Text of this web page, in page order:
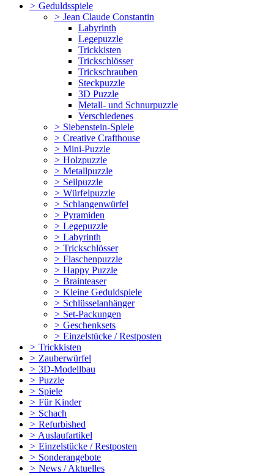
> Geduldsspiele
> Jean Claude Constantin
Labyrinth
Legepuzzle
Trickkisten
Trickschlösser
Trickschrauben
Steckpuzzle
3D Puzzle
Metall- und Schnurpuzzle
Verschiedenes
> Siebenstein-Spiele
> Creative Crafthouse
> Mini-Puzzle
> Holzpuzzle
> Metallpuzzle
> Seilpuzzle
> Würfelpuzzle
> Schlangenwürfel
> Pyramiden
> Legepuzzle
> Labyrinth
> Trickschlösser
> Flaschenpuzzle
> Happy Puzzle
> Brainteaser
> Kleine Geduldspiele
> Schlüsselanhänger
> Set-Packungen
> Geschenksets
> Einzelstücke / Restposten
> Trickkisten
> Zauberwürfel
> 3D-Modellbau
> Puzzle
> Spiele
> Für Kinder
> Schach
> Refurbished
> Auslaufartikel
> Einzelstücke / Restposten
> Sonderangebote
> News / Aktuelles